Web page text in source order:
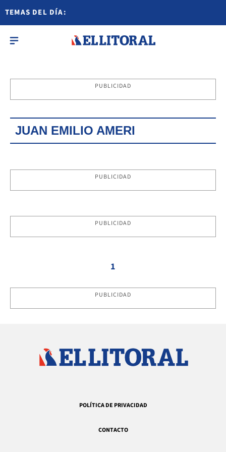
TEMAS DEL DÍA:
PUBLICIDAD
JUAN EMILIO AMERI
PUBLICIDAD
PUBLICIDAD
1
PUBLICIDAD
POLÍTICA DE PRIVACIDAD
CONTACTO